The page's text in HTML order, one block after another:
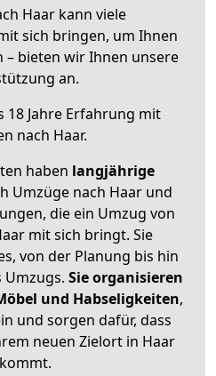
Haar kann viele
sich bringen, um Ihnen
– bieten wir Ihnen unsere
an.
18 Jahre Erfahrung mit
nach Haar.
haben langjährige
Umzüge nach Haar und
die ein Umzug von
mit sich bringt. Sie
von der Planung bis hin
Sie organisieren
und Habseligkeiten,
und sorgen dafür, dass
neuen Zielort in Haar